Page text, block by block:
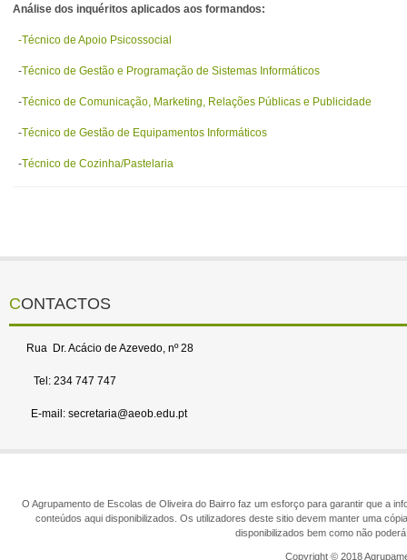
Análise dos inquéritos aplicados aos formandos:
-Técnico de Apoio Psicossocial
-Técnico de Gestão e Programação de Sistemas Informáticos
-Técnico de Comunicação, Marketing, Relações Públicas e Publicidade
-Técnico de Gestão de Equipamentos Informáticos
-Técnico de Cozinha/Pastelaria
CONTACTOS
Rua Dr. Acácio de Azevedo, nº 28
Tel: 234 747 747
E-mail: secretaria@aeob.edu.pt
O Agrupamento de Escolas de Oliveira do Bairro faz um esforço para garantir que a
conteúdos aqui disponibilizados. Os utilizadores deste sitio devem manter uma
disponibilizados bem como não
Copyright © 2018